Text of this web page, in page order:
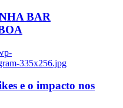
BAR
335x256.jpg
e o impacto nos